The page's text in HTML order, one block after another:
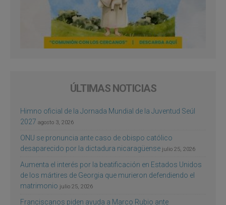
ÚLTIMAS NOTICIAS
Himno oficial de la Jornada Mundial de la Juventud Seúl
2027 agosto 3, 2026
ONU se pronuncia ante caso de obispo católico
desaparecido por la dictadura nicaragüense julio 25, 2026
Aumenta el interés por la beatificación en Estados Unidos
de los mártires de Georgia que murieron defendiendo el
matrimonio julio 25, 2026
Franciscanos piden ayuda a Marco Rubio ante